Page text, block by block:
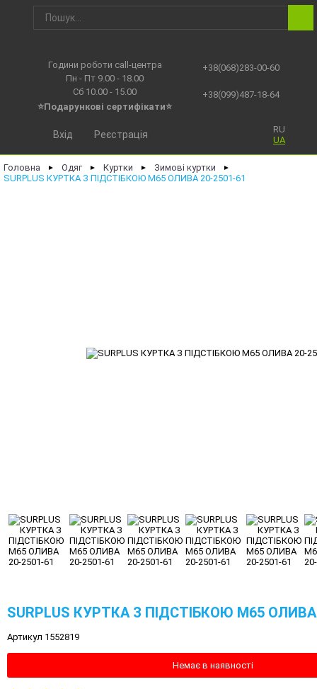
Години роботи call-центра
Пн - Пт 9.00 - 18.00
Сб 10.00 - 15.00
⭐Подарункові сертифікати⭐
+38(068)283-00-60
+38(099)487-18-64
RU
UA
Вхід Реєстрація
Головна ► Одяг ► Куртки ► Зимові куртки ►
SURPLUS КУРТКА З ПІДСТІБКОЮ M65 ОЛИВА 20-2501-61
SURPLUS КУРТКА З ПІДСТІБКОЮ M65
Артикул 1552819
Немає в наявності